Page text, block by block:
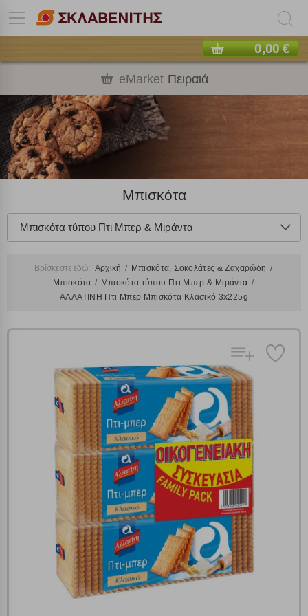
0,00 €
eMarket Πειραιά
Μπισκότα
Μπισκότα τύπου Πτι Μπερ & Μιράντα
Βρίσκεστε εδώ: Αρχική
Μπισκότα, Σοκολάτες & Ζαχαρώδη
Μπισκότα
Μπισκότα τύπου Πτι Μπερ & Μιράντα
ΑΛΛΑΤΙΝΗ Πτι Μπερ Μπισκότα Κλασικό 3x225g